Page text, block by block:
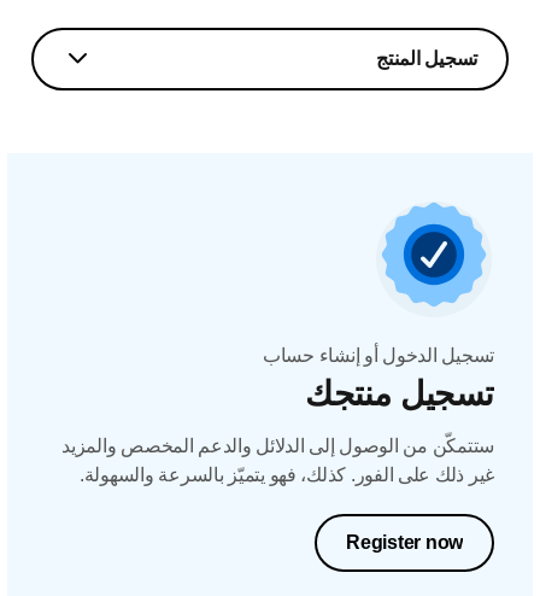
تسجيل المنتج
تسجيل الدخول أو إنشاء حساب
تسجيل منتجك
ستتمكّن من الوصول إلى الدلائل والدعم المخصص والمزيد
غير ذلك على الفور. كذلك، فهو يتميّز بالسرعة والسهولة.
Register now